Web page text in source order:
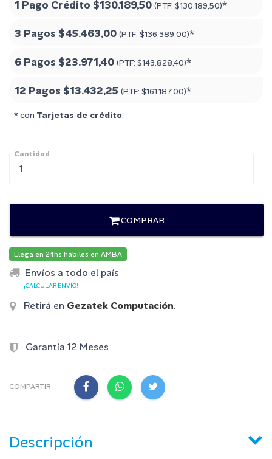
1 Pago Crédito $130.189,50 (PTF: $130.189,50)*
3 Pagos $45.463,00 (PTF: $136.389,00)*
6 Pagos $23.971,40 (PTF: $143.828,40)*
12 Pagos $13.432,25 (PTF: $161.187,00)*
* con Tarjetas de crédito.
Cantidad
COMPRAR
Llega en 24hs hábiles en AMBA
Envíos a todo el país
¡CALCULAR ENVÍO!
Retirá en Gezatek Computación.
Garantía 12 Meses
COMPARTIR:
Descripción